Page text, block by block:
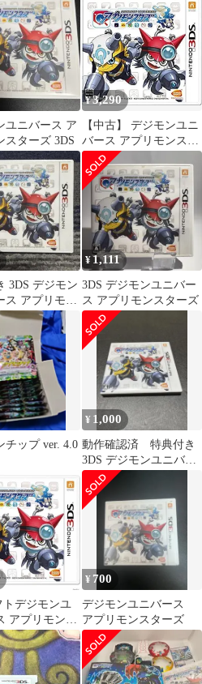
ユニバース ア
スターズ 3DS
¥3,290
【中古】 デジモンユニ
バース アプリモンスタ
ーズ- 3DS
3DS デジモン
ス アプリモン
¥1,111
3DS デジモンユニバー
ス アプリモンスターズ
チップ ver. 4.0
¥ 1,000
動作確認済 特典付き
3DS デジモンユニバー
ス アプリモンスターズ
トデジモンユ
アプリモンス
ンダイナムコ
テインメント
¥ 700
デジモンユニバース
アプリモンスターズ